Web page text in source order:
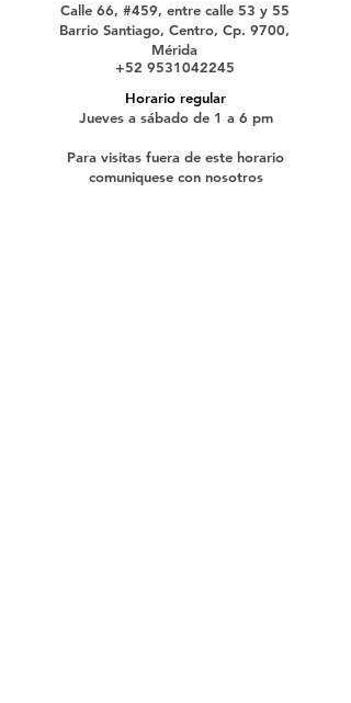
Calle 66, #459, entre calle 53 y 55
Barrio Santiago, Centro, Cp. 9700,
Mérida
+52 9531042245
Horario regular
Jueves a sábado de 1 a 6 pm
Para visitas fuera de este horario
comuniquese con nosotros